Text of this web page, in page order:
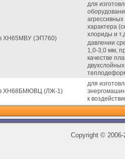
ХН65МВУ (ЭП760)
для
характера
хлориды и
давлении
1,0-3,0 мм,
качестве
ХН68БМЮВЦ (ЛЖ-1)
для
к
Copyright ©